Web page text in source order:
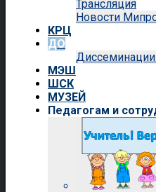
Трансляция
Новости
КРЦ
ДО
МЭШ
ШСК
МУЗЕЙ
Педагогам и